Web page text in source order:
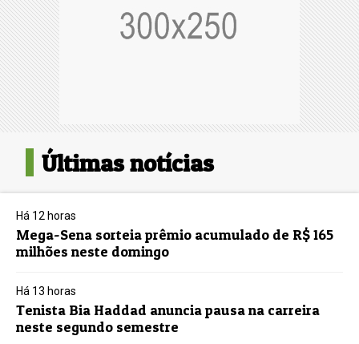
Últimas notícias
Há 12 horas
Mega-Sena sorteia prêmio acumulado de R$ 165
milhões neste domingo
Há 13 horas
Tenista Bia Haddad anuncia pausa na carreira
neste segundo semestre